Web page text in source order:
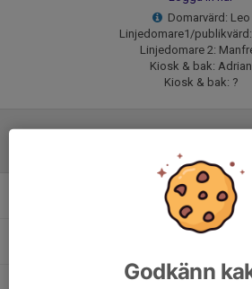
Domarvärd: Leo
Linjedomare1/
Linjedomare 2:
Kiosk & bak: Adrian
Kiosk & bak: ?
Godkänn